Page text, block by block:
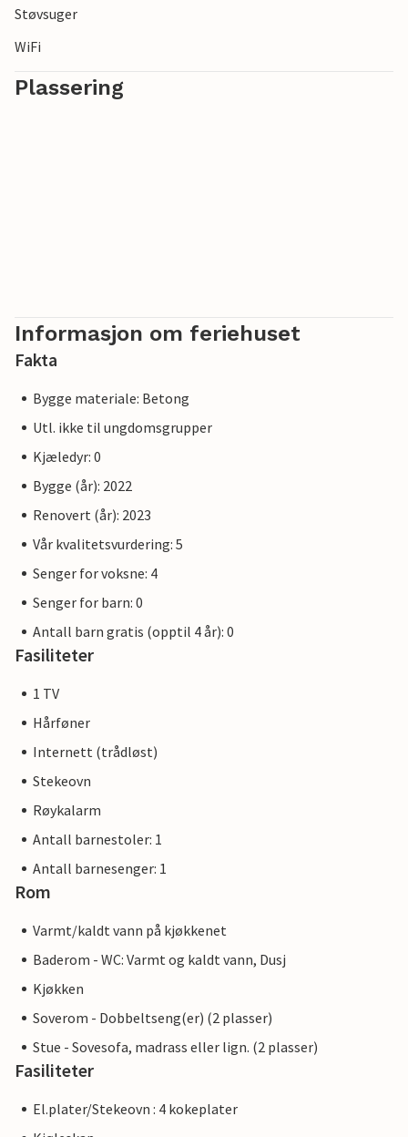
Støvsuger
WiFi
Plassering
Informasjon om feriehuset
Fakta
Bygge materiale: Betong
Utl. ikke til ungdomsgrupper
Kjæledyr: 0
Bygge (år): 2022
Renovert (år): 2023
Vår kvalitetsvurdering: 5
Senger for voksne: 4
Senger for barn: 0
Antall barn gratis (opptil 4 år): 0
Fasiliteter
1 TV
Hårføner
Internett (trådløst)
Stekeovn
Røykalarm
Antall barnestoler: 1
Antall barnesenger: 1
Rom
Varmt/kaldt vann på kjøkkenet
Baderom - WC: Varmt og kaldt vann, Dusj
Kjøkken
Soverom - Dobbeltseng(er) (2 plasser)
Stue - Sovesofa, madrass eller lign. (2 plasser)
Fasiliteter
El.plater/Stekeovn : 4 kokeplater